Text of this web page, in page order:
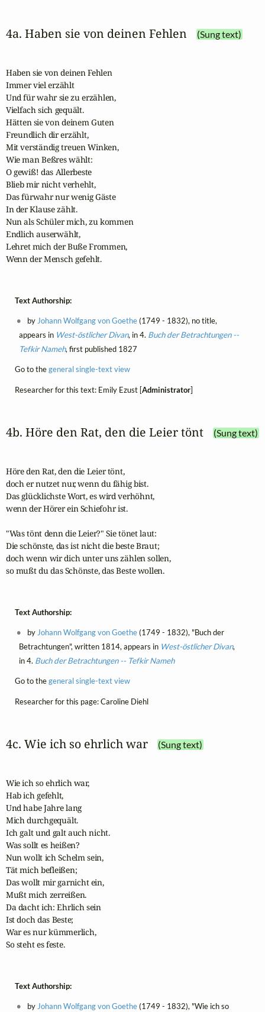
4a. Haben sie von deinen Fehlen (Sung text)
Haben sie von deinen Fehlen
Immer viel erzählt
Und für wahr sie zu erzählen,
Vielfach sich gequält.
Hätten sie von deinem Guten
Freundlich dir erzählt,
Mit verständig treuen Winken,
Wie man Beßres wählt:
O gewiß! das Allerbeste
Blieb mir nicht verhehlt,
Das fürwahr nur wenig Gäste
In der Klause zählt.
Nun als Schüler mich, zu kommen
Endlich auserwählt,
Lehret mich der Buße Frommen,
Wenn der Mensch gefehlt.
Text Authorship:
byJohann Wolfgang von Goethe(1749 - 1832), no title,
appears in West-östlicher Divan, in 4. Buch der Betrachtungen --
Tefkir Nameh, first published 1827
Go to thegeneral single-text view
Researcher for this text: Emily Ezust [Administrator]
4b. Höre den Rat, den die Leier tönt (Sung text)
Höre den Rat, den die Leier tönt,
doch er nutzet nur, wenn du fähig bist.
Das glücklichste Wort, es wird verhöhnt,
wenn der Hörer ein Schiefohr ist.
"Was tönt denn die Leier?" Sie tönet laut:
Die schönste, das ist nicht die beste Braut;
doch wenn wir dich unter uns zählen sollen,
so mußt du das Schönste, das Beste wollen.
Text Authorship:
byJohann Wolfgang von Goethe(1749 - 1832), "Buch der
Betrachtungen", written 1814, appears in West-östlicher Divan,
in 4. Buch der Betrachtungen -- Tefkir Nameh
Go to thegeneral single-text view
Researcher for this page: Caroline Diehl
4c. Wie ich so ehrlich war (Sung text)
Wie ich so ehrlich war,
Hab ich gefehlt,
Und habe Jahre lang
Mich durchgequält.
Ich galt und galt auch nicht.
Was sollt es heißen?
Nun wollt ich Schelm sein,
Tät mich befleißen;
Das wollt mir garnicht ein,
Mußt mich zerreißen.
Da dacht ich: Ehrlich sein
Ist doch das Beste;
War es nur kümmerlich,
So steht es feste.
Text Authorship:
byJohann Wolfgang von Goethe(1749 - 1832), "Wie ich so